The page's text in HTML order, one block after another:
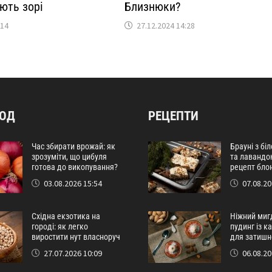
зорі Близнюки?
27.12.2024 14:28
Час збирати врожай: як
зрозуміти, що цибуля
готова до викопування?
03.08.2026 15:54
Східна екзотика на
городі: як легко
виростити нут власноруч
27.07.2026 10:09
РЕЦЕПТИ
Брауні з
та
рецепт
Ніжний
пудинг із
для